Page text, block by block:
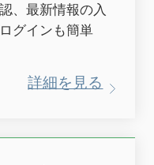
、最新情報の入
グインも簡単
詳細を見る